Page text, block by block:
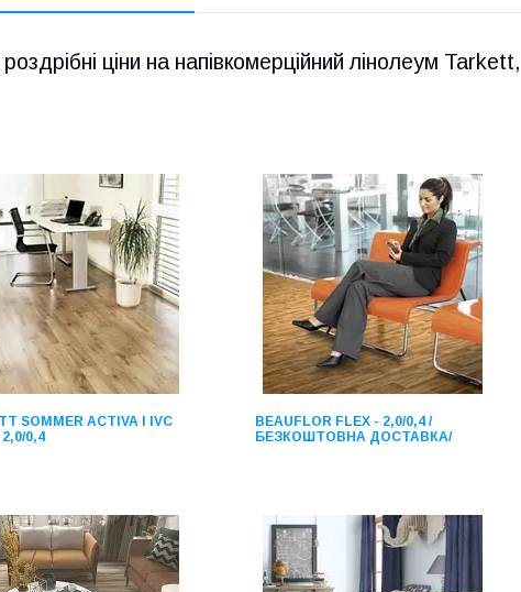
ціни на напівкомерційний лінолеум
SOMMER ACTIVA І IVC
0,4
BEAUFLOR FLEX - 2,0/0,4 /
БЕЗКОШТОВНА ДОСТАВКА/